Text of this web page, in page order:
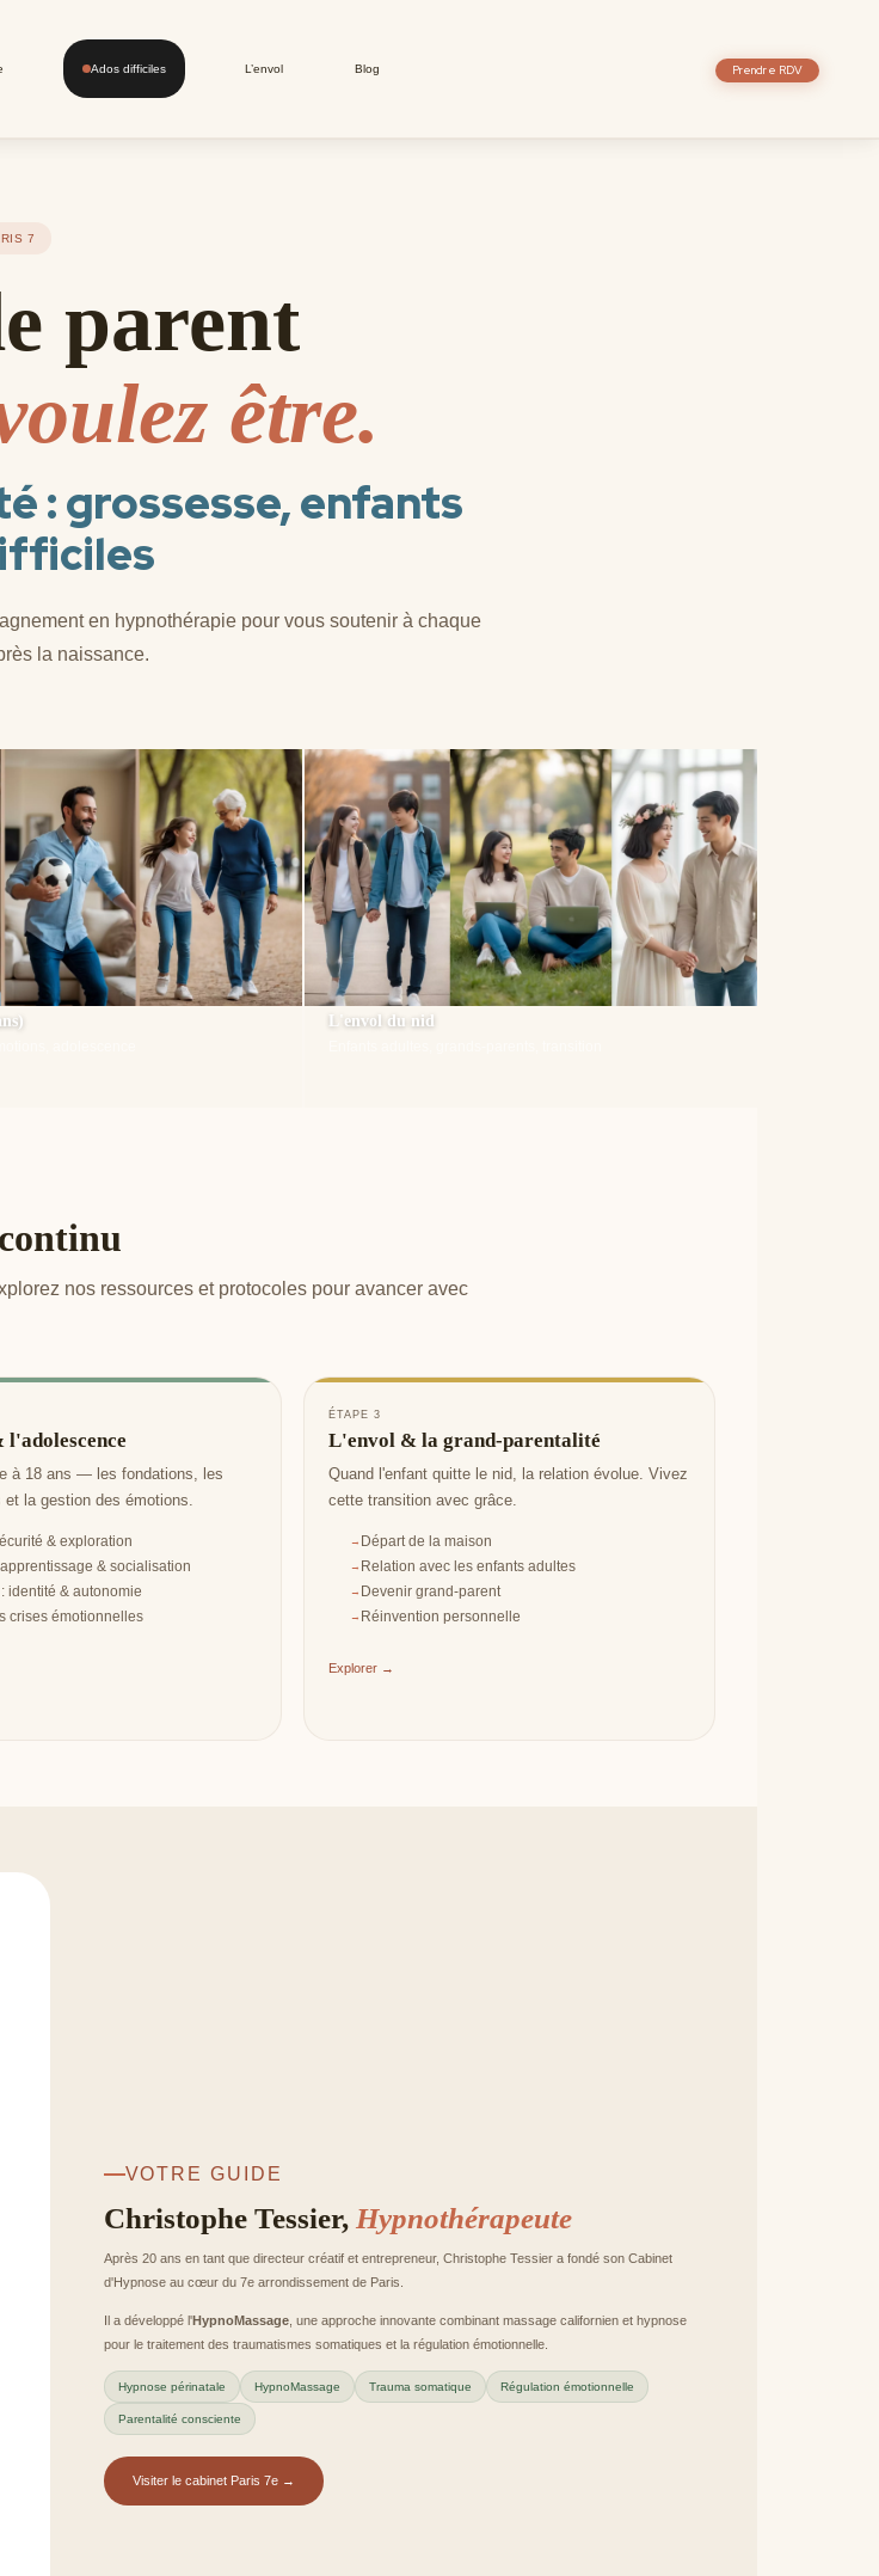
Ados difficiles L’envol Blog Prendre RDV
7
parent
être.
: grossesse, enfants
en hypnothérapie pour vous soutenir à chaque
la naissance.
L'envol du nid
nos ressources et protocoles pour avancer avec
à 18 ans — les fondations, les
et la gestion des émotions.
& exploration
& socialisation
identité & autonomie
crises émotionnelles
ÉTAPE 3
L'envol & la grand-parentalité
Quand l'enfant quitte le nid, la relation évolue. Vivez
cette transition avec grâce.
Départ de la maison
Relation avec les enfants adultes
Devenir grand-parent
Réinvention personnelle
Explorer →
VOTRE GUIDE
Christophe Tessier, Hypnothérapeute
Après 20 ans en tant que directeur créatif et entrepreneur, Christophe Tessier a fondé son Cabinet
d'Hypnose au cœur du 7e arrondissement de Paris.
Il a développé l'HypnoMassage, une approche innovante combinant massage californien et hypnose
pour le traitement des traumatismes somatiques et la régulation émotionnelle.
Hypnose périnatale HypnoMassage Trauma somatique Régulation émotionnelle
Parentalité consciente
Visiter le cabinet Paris 7e →